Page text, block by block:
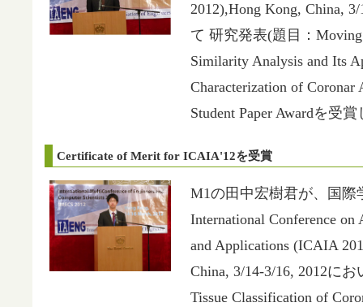
2012),Hong Kong, China,
て 研究発表(題目：Moving
Similarity Analysis and Its
Characterization of
Student Paper Awardを受
Certificate of Merit for ICAIA'12を受賞
M1の田中宏樹君が、国際
International Conference
and Applications (ICAIA
China, 3/14-3/16, 2012に
Tissue Classification of